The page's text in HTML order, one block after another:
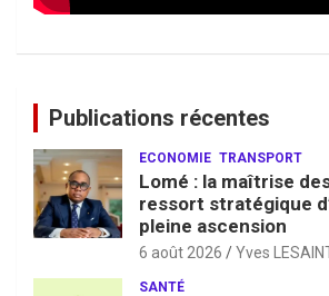
Publications récentes
ECONOMIE TRANSPORT
Lomé : la maîtrise
ressort stratégique
pleine ascension
6 août 2026 Yves
SANTÉ